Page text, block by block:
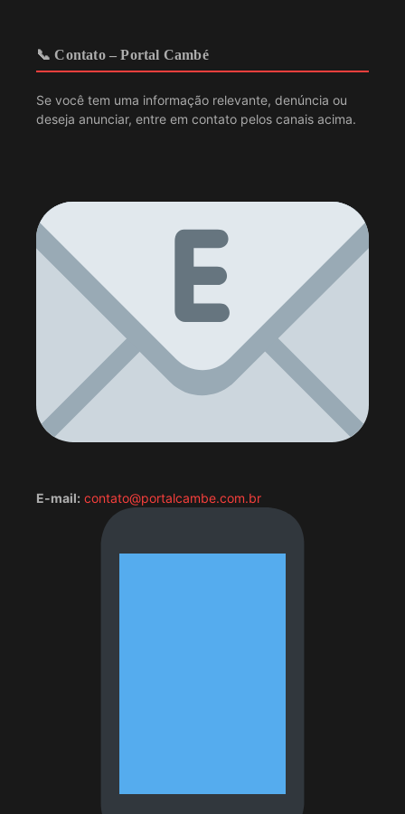
📞 Contato – Portal Cambé
Se você tem uma informação relevante, denúncia ou
deseja anunciar, entre em contato pelos canais acima.
E-mail: contato@portalcambe.com.br